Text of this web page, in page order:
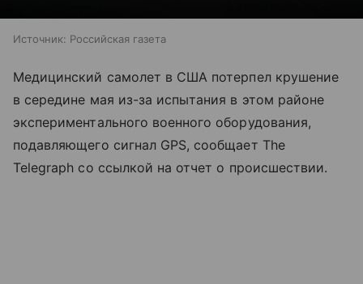
Источник: Российская газета
Медицинский самолет в США потерпел крушение
в середине мая из-за испытания в этом районе
экспериментального военного оборудования,
подавляющего сигнал GPS, сообщает The
Telegraph со ссылкой на отчет о происшествии.